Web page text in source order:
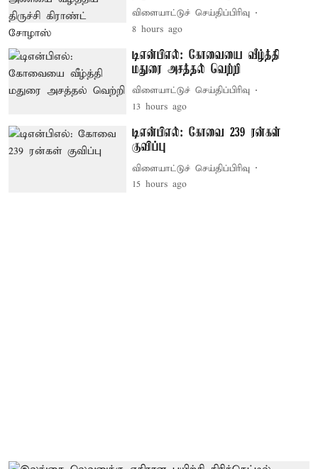
விளையாட்டுச் செய்திப்பிரிவு
8 hours ago
டிஎன்பிஎல்: கோவையை வீழ்த்தி
மதுரை அசத்தல் வெற்றி
விளையாட்டுச் செய்திப்பிரிவு
13 hours ago
டிஎன்பிஎல்: கோவை 239 ரன்கள்
குவிப்பு
விளையாட்டுச் செய்திப்பிரிவு
15 hours ago